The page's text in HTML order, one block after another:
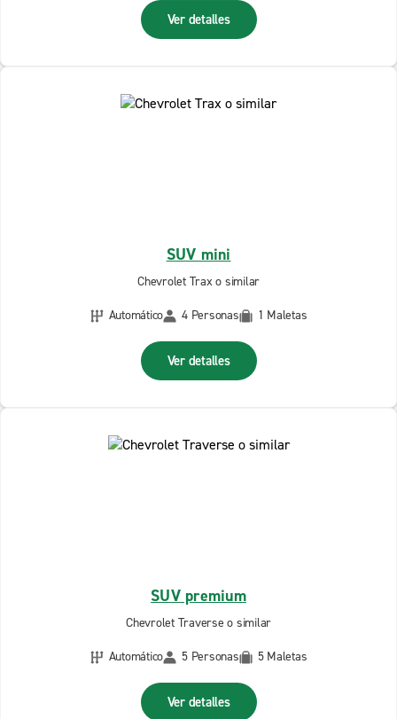
Ver detalles
SUV mini
Chevrolet Trax o similar
Automático
4 Personas 1 Maletas
Ver detalles
SUV premium
Chevrolet Traverse o similar
Automático
5 Personas 5 Maletas
Ver detalles